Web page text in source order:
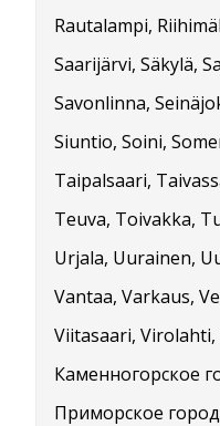
Rautalampi,
Saarijärvi, Säkylä,
Savonlinna,
Siuntio, Soini,
Taipalsaari,
Teuva, Toivakka,
Urjala, Uurainen,
Vantaa, Varkaus,
Viitasaari, Virolahti,
Каменногорское
Приморское